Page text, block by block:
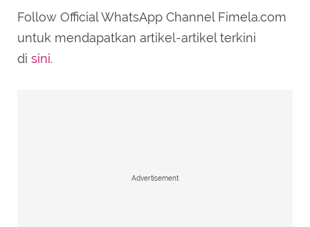
Follow Official WhatsApp Channel Fimela.com
untuk mendapatkan artikel-artikel terkini
di sini.
Advertisement